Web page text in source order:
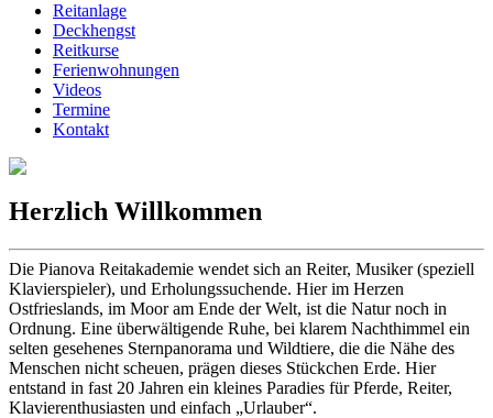
Reitanlage
Deckhengst
Reitkurse
Ferienwohnungen
Videos
Termine
Kontakt
Herzlich Willkommen
Die Pianova Reitakademie wendet sich an Reiter, Musiker (speziell
Klavierspieler), und Erholungssuchende. Hier im Herzen
Ostfrieslands, im Moor am Ende der Welt, ist die Natur noch in
Ordnung. Eine überwältigende Ruhe, bei klarem Nachthimmel ein
selten gesehenes Sternpanorama und Wildtiere, die die Nähe des
Menschen nicht scheuen, prägen dieses Stückchen Erde. Hier
entstand in fast 20 Jahren ein kleines Paradies für Pferde, Reiter,
Klavierenthusiasten und einfach „Urlauber“.